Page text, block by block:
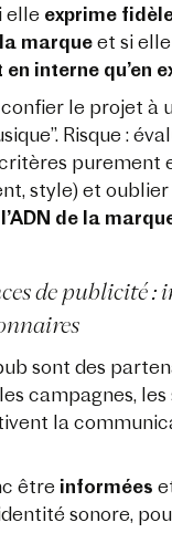
elle exprime
marque et si
interne qu’en
le projet à
Risque :
purement
style) et oublier
de la
de publicité :
sont des
campagnes,
la
être informées
sonore,